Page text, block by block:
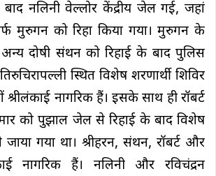
बाद नलिनी वेल्लोर केंद्रीय जेल गई, जहां
मुरुगन को रिहा किया गया। मुरुगन के
दोषी संथन को रिहाई के बाद पुलिस
स्थित विशेष शरणार्थी शिविर
श्रीलंकाई नागरिक हैं। इसके साथ ही रॉबर्ट
को पुझाल जेल से रिहाई के बाद विशेष
जाया गया था। श्रीहरन, संथन, रॉबर्ट और
नागरिक हैं। नलिनी और रविचंद्रन